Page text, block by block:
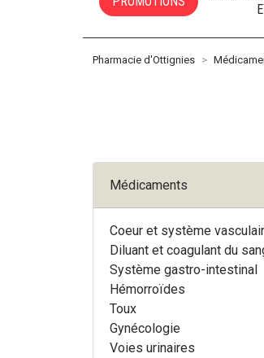
Pharmacie d'Ottignies
Médicaments
Coeur et système
Diluant et coagulant du
Système gastro-intestinal
Hémorroïdes
Toux
Gynécologie
Voies urinaires